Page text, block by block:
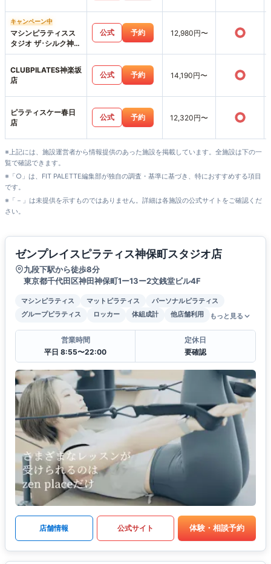
キャンペーン中
マシンピラティスス
タジオ ザ･シルク神楽
坂店
公式 予約 12,980円〜 ○
CLUBPILATES神楽坂
店
公式 予約 14,190円〜 ○
ピラティスケー春日
店
公式 予約 12,320円〜 ○
※上記には、施設運営者から情報提供のあった施設を掲載しています。全施設は下の一
覧で確認できます。
※「○」は、FIT PALETTE編集部が独自の調査・基準に基づき、特におすすめする項目
です。
※「－」は未提供を示すものではありません。詳細は各施設の公式サイトをご確認くだ
さい。
ゼンプレイスピラティス神保町スタジオ店
九段下駅から徒歩8分
東京都千代田区神田神保町1ー13ー2文銭堂ビル4F
マシンピラティス マットピラティス
パーソナルピラティス
グループピラティス
ロッカー 体組成計 他店舗利用 もっと見る
営業時間
平日 8:55〜22:00
定休日
要確認
店舗情報 公式サイト 体験・相談予約